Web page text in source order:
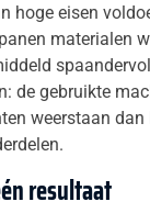
hoge eisen
materialen
de gebruikte
weerstaan
resultaat